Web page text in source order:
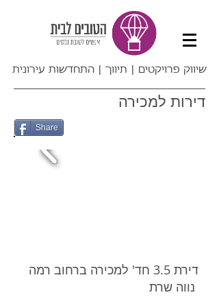
שיווק פרויקטים | תיווך | התחדשות עירונית
דירות למכירה
Share
דירת 3.5 חד' למכירה ברחוב רמה